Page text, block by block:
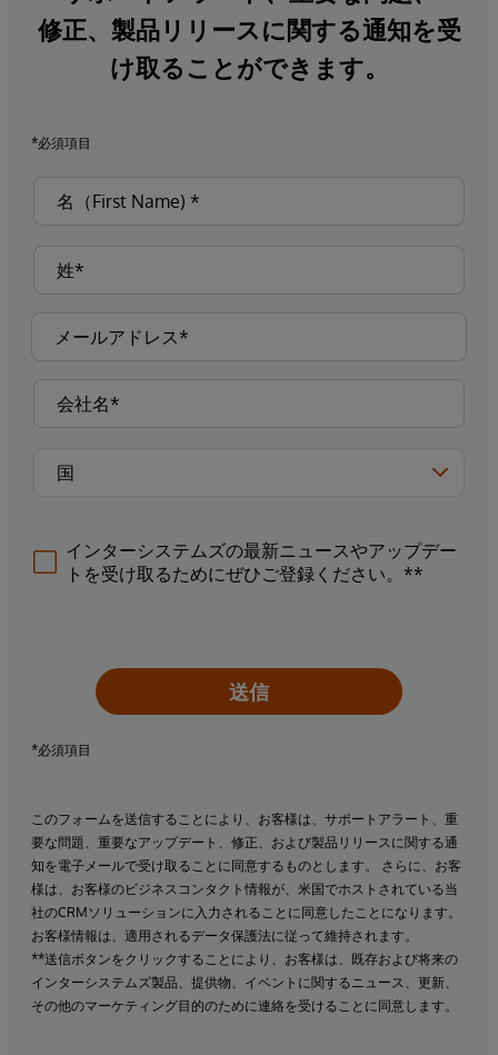
修正、製品リリースに関する通知を受
け取ることができます。
*必須項目
インターシステムズの最新ニュースやアップデー
トを受け取るためにぜひご登録ください。**
送信
*必須項目
このフォームを送信することにより、お客様は、サポートアラート、重
要な問題、重要なアップデート、修正、および製品リリースに関する通
知を電子メールで受け取ることに同意するものとします。 さらに、お客
様は、お客様のビジネスコンタクト情報が、米国でホストされている当
社のCRMソリューションに入力されることに同意したことになります。
お客様情報は、適用されるデータ保護法に従って維持されます。
**送信ボタンをクリックすることにより、お客様は、既存および将来の
インターシステムズ製品、提供物、イベントに関するニュース、更新、
その他のマーケティング目的のために連絡を受けることに同意します。